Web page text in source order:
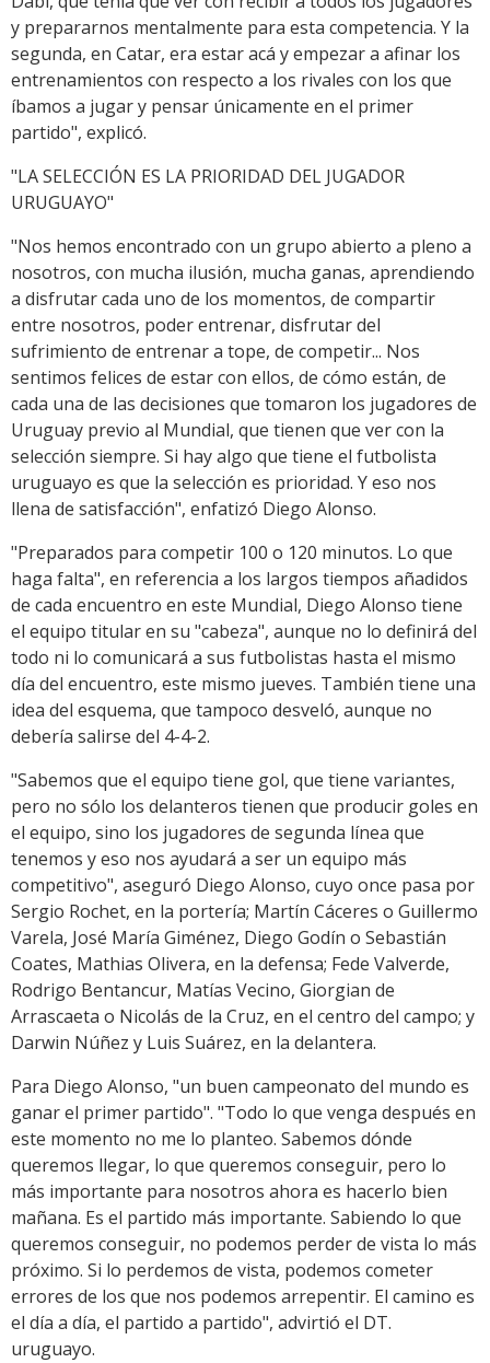
y prepararnos mentalmente para esta competencia. Y la
segunda, en Catar, era estar acá y empezar a afinar los
entrenamientos con respecto a los rivales con los que
íbamos a jugar y pensar únicamente en el primer
partido", explicó.
"LA SELECCIÓN ES LA PRIORIDAD DEL JUGADOR
URUGUAYO"
"Nos hemos encontrado con un grupo abierto a pleno a
nosotros, con mucha ilusión, mucha ganas, aprendiendo
a disfrutar cada uno de los momentos, de compartir
entre nosotros, poder entrenar, disfrutar del
sufrimiento de entrenar a tope, de competir... Nos
sentimos felices de estar con ellos, de cómo están, de
cada una de las decisiones que tomaron los jugadores de
Uruguay previo al Mundial, que tienen que ver con la
selección siempre. Si hay algo que tiene el futbolista
uruguayo es que la selección es prioridad. Y eso nos
llena de satisfacción", enfatizó Diego Alonso.
"Preparados para competir 100 o 120 minutos. Lo que
haga falta", en referencia a los largos tiempos añadidos
de cada encuentro en este Mundial, Diego Alonso tiene
el equipo titular en su "cabeza", aunque no lo definirá del
todo ni lo comunicará a sus futbolistas hasta el mismo
día del encuentro, este mismo jueves. También tiene una
idea del esquema, que tampoco desveló, aunque no
debería salirse del 4-4-2.
"Sabemos que el equipo tiene gol, que tiene variantes,
pero no sólo los delanteros tienen que producir goles en
el equipo, sino los jugadores de segunda línea que
tenemos y eso nos ayudará a ser un equipo más
competitivo", aseguró Diego Alonso, cuyo once pasa por
Sergio Rochet, en la portería; Martín Cáceres o Guillermo
Varela, José María Giménez, Diego Godín o Sebastián
Coates, Mathias Olivera, en la defensa; Fede Valverde,
Rodrigo Bentancur, Matías Vecino, Giorgian de
Arrascaeta o Nicolás de la Cruz, en el centro del campo; y
Darwin Núñez y Luis Suárez, en la delantera.
Para Diego Alonso, "un buen campeonato del mundo es
ganar el primer partido". "Todo lo que venga después en
este momento no me lo planteo. Sabemos dónde
queremos llegar, lo que queremos conseguir, pero lo
más importante para nosotros ahora es hacerlo bien
mañana. Es el partido más importante. Sabiendo lo que
queremos conseguir, no podemos perder de vista lo más
próximo. Si lo perdemos de vista, podemos cometer
errores de los que nos podemos arrepentir. El camino es
el día a día, el partido a partido", advirtió el DT.
uruguayo.